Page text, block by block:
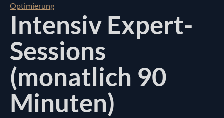
Optimierung
Intensiv Expert-
Sessions
(monatlich 90
Minuten)